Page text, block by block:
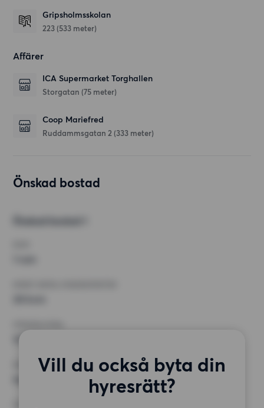
Gripsholmsskolan
223 (533 meter)
Affärer
ICA Supermarket Torghallen
Storgatan (75 meter)
Coop Mariefred
Ruddammsgatan 2 (333 meter)
Önskad bostad
Vill du också byta din
hyresrätt?
13 000 kr
Inga speciella krav